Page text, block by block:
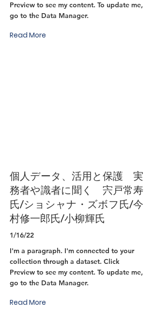
Preview to see my content. To update me,
go to the Data Manager.
Read More
個人データ、活用と保護 実
務者や識者に聞く 宍戸常寿
氏/ショシャナ・ズボフ氏/今
村修一郎氏/小柳輝氏
1/16/22
I'm a paragraph. I'm connected to your
collection through a dataset. Click
Preview to see my content. To update me,
go to the Data Manager.
Read More